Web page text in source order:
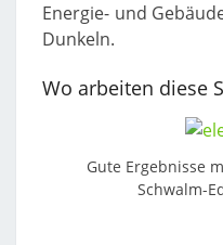
Energie- und
Dunkeln.
Wo arbeiten diese
Gute Ergebnisse
Schwalm-